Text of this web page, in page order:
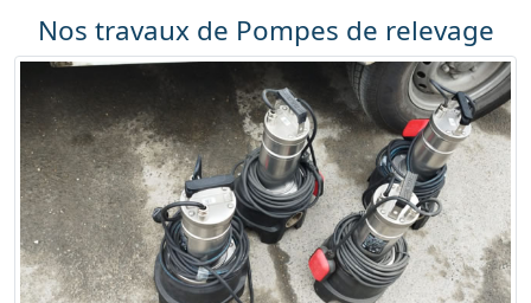
Nos travaux de Pompes de relevage